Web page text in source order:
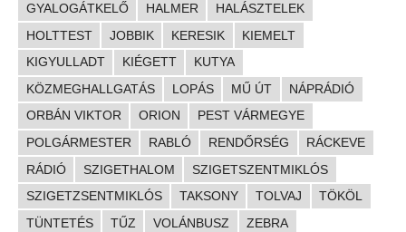
GYALOGÁTKELŐ
HALMER
HALÁSZTELEK
HOLTTEST
JOBBIK KERESIK
KIEMELT
KIGYULLADT
KIÉGETT
KUTYA
KÖZMEGHALLGATÁS
LOPÁS MŰ ÚT
NÁPRÁDIÓ
ORBÁN VIKTOR
ORION
PEST VÁRMEGYE
POLGÁRMESTER
RABLÓ RENDŐRSÉG
RÁCKEVE
RÁDIÓ
SZIGETHALOM
SZIGETSZENTMIKLÓS
SZIGETZSENTMIKLÓS
TAKSONY TOLVAJ
TÖKÖL
TÜNTETÉS
TŰZ VOLÁNBUSZ ZEBRA